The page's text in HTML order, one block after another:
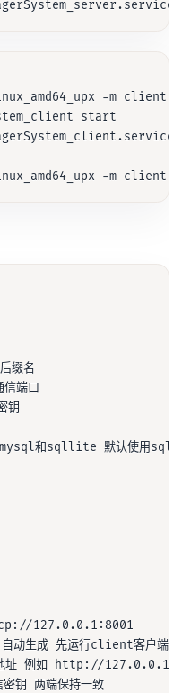
-m
start
缀名
端口
钥
mysql和sqllite 默认使用
127.0.0.1:8001
生成 先运行client客户端生
址 例如 http://
auth : 客户端与服务端的通信密钥 两端保持一致